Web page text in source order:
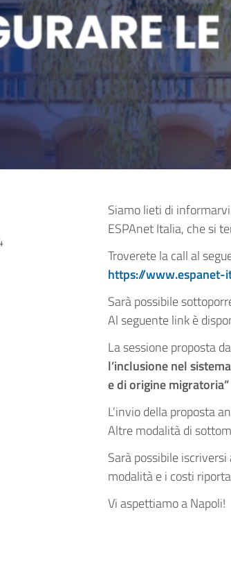
Siamo lieti di
ESPAnet Italia, che si
Troverete la call al
https://
Sarà possibile
Al seguente link è
La sessione proposta
l’inclusione nel
e di origine migratoria”
L’invio della proposta
Altre modalità di
Sarà possibile
modalità e i costi
Vi aspettiamo a Napoli!